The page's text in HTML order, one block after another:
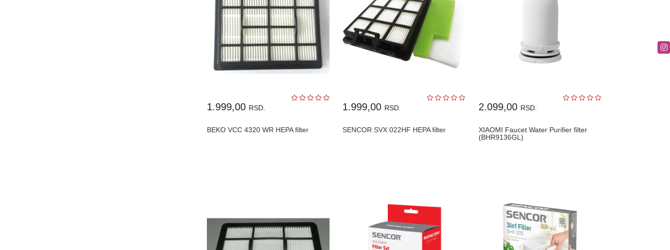
1.999,00 RSD.
BEKO VCC 4320 WR HEPA filter
1.999,00 RSD.
SENCOR SVX 022HF HEPA filter
2.099,00 RSD.
XIAOMI Faucet Water Purifier filter
(BHR9136GL)